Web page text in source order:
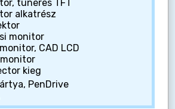
tuneres TFT
alkatrész
monitor
CAD LCD
kieg
PenDrive